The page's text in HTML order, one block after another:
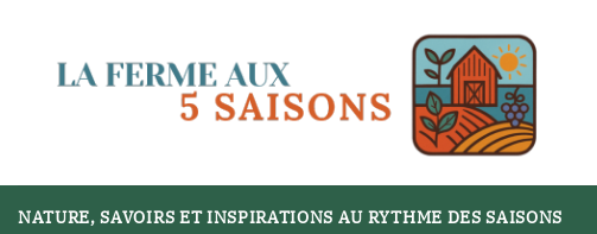
NATURE, SAVOIRS ET INSPIRATIONS AU RYTHME DES SAISONS